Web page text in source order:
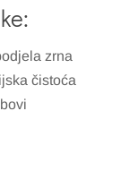
zrna
čistoća